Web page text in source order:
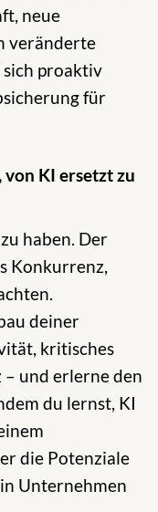
neue
veränderte
sich proaktiv
für
KI ersetzt zu
haben. Der
Konkurrenz,
deiner
kritisches
und erlerne den
du lernst, KI
die Potenziale
Unternehmen